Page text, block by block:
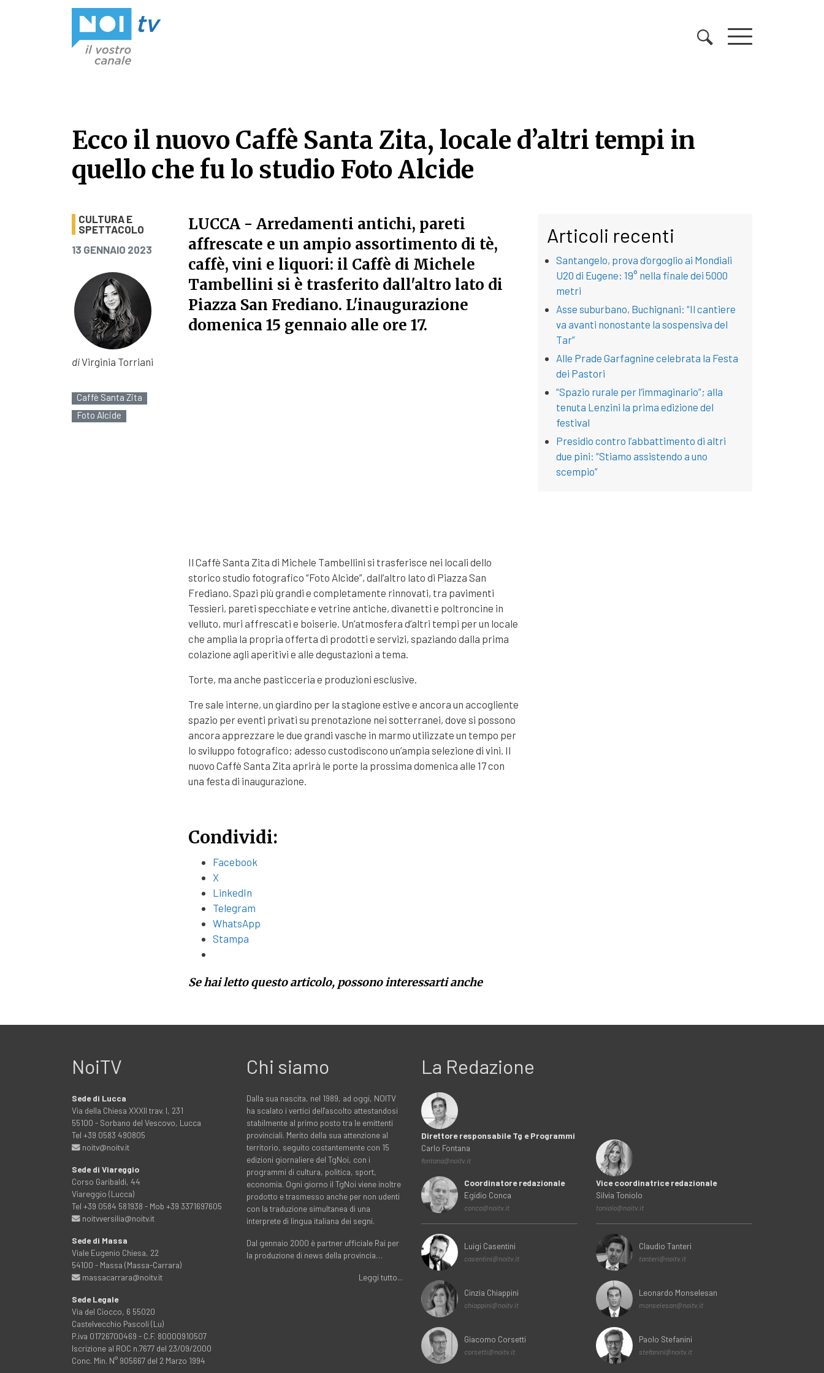
Ecco il nuovo Caffè Santa Zita, locale d’altri tempi in
quello che fu lo studio Foto Alcide
Ecco il nuovo Caffè Santa Zita, locale d’altri tempi in quello
CULTURA E
SPETTACOLO
PUBBLICATO IL
13 GENNAIO 2023
diVirginia Torriani
Caffè Santa Zita
Foto Alcide
LUCCA - Arredamenti antichi, pareti
affrescate e un ampio assortimento di tè,
caffè, vini e liquori: il Caffè di Michele
Tambellini si è trasferito dall'altro lato di
Piazza San Frediano. L'inaugurazione
domenica 15 gennaio alle ore 17.
Il Caffè Santa Zita di Michele Tambellini si trasferisce nei locali dello
storico studio fotografico “Foto Alcide”, dall’altro lato di Piazza San
Frediano. Spazi più grandi e completamente rinnovati, tra pavimenti
Tessieri, pareti specchiate e vetrine antiche, divanetti e poltroncine in
velluto, muri affrescati e boiserie. Un’atmosfera d’altri tempi per un locale
che amplia la propria offerta di prodotti e servizi, spaziando dalla prima
colazione agli aperitivi e alle degustazioni a tema.
Torte, ma anche pasticceria e produzioni esclusive.
Tre sale interne, un giardino per la stagione estive e ancora un accogliente
spazio per eventi privati su prenotazione nei sotterranei, dove si possono
ancora apprezzare le due grandi vasche in marmo utilizzate un tempo per
lo sviluppo fotografico; adesso custodiscono un’ampia selezione di vini. Il
nuovo Caffè Santa Zita aprirà le porte la prossima domenica alle 17 con
una festa di inaugurazione.
Condividi:
Facebook
X
LinkedIn
Telegram
WhatsApp
Stampa
Se hai letto questo articolo, possono interessarti anche
Articoli recenti
Santangelo, prova d’orgoglio ai Mondiali
U20 di Eugene: 19° nella finale dei 5000
metri
Asse suburbano, Buchignani: “Il cantiere
va avanti nonostante la sospensiva del
Tar”
Alle Prade Garfagnine celebrata la Festa
dei Pastori
“Spazio rurale per l’immaginario”; alla
tenuta Lenzini la prima edizione del
festival
Presidio contro l’abbattimento di altri
due pini: “Stiamo assistendo a uno
scempio”
NoiTV
Sede di Lucca
Via della Chiesa XXXII trav. I, 231
55100 - Sorbano del Vescovo, Lucca
Tel +39 0583 490805
noitv@noitv.it
Sede di Viareggio
Corso Garibaldi, 44
Viareggio (Lucca)
Tel +39 0584 581938 - Mob +39 3371697605
noitvversilia@noitv.it
Sede di Massa
Viale Eugenio Chiesa, 22
54100 - Massa (Massa-Carrara)
massacarrara@noitv.it
Sede Legale
Via del Ciocco, 6 55020
Castelvecchio Pascoli (Lu)
P.iva 01726700469 - C.F. 80000910507
Iscrizione al ROC n.7677 del 23/09/2000
Conc. Min. N° 905667 del 2 Marzo 1994
Chi siamo
Dalla sua nascita, nel 1989, ad oggi, NOITV
ha scalato i vertici dell'ascolto attestandosi
stabilmente al primo posto tra le emittenti
provinciali. Merito della sua attenzione al
territorio, seguito costantemente con 15
edizioni giornaliere del TgNoi, con i
programmi di cultura, politica, sport,
economia. Ogni giorno il TgNoi viene inoltre
prodotto e trasmesso anche per non udenti
con la traduzione simultanea di una
interprete di lingua italiana dei segni.
Dal gennaio 2000 è partner ufficiale Rai per
la produzione di news della provincia…
Leggi tutto...
La Redazione
Direttore responsabile Tg e Programmi
Carlo Fontana
fontana@noitv.it
Coordinatore redazionale
Egidio Conca
conca@noitv.it
Luigi Casentini
casentini@noitv.it
Cinzia Chiappini
chiappini@noitv.it
Giacomo Corsetti
corsetti@noitv.it
Vice coordinatrice redazionale
Silvia Toniolo
toniolo@noitv.it
Claudio Tanteri
tanteri@noitv.it
Leonardo Monselesan
monselesan@noitv.it
Paolo Stefanini
stefanini@noitv.it